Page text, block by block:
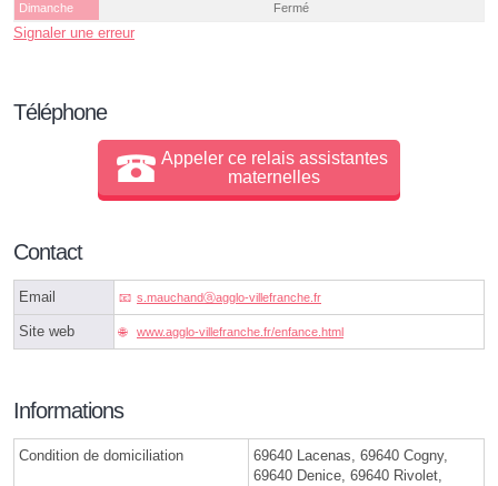
Dimanche
Fermé
Signaler une erreur
Téléphone
Appeler ce relais assistantes
maternelles
Contact
Email s.mauchandⓐagglo-villefranche.fr
Site web www.agglo-villefranche.fr/enfance.html
Informations
Condition de domiciliation
69640 Lacenas, 69640 Cogny,
69640 Denice, 69640 Rivolet,